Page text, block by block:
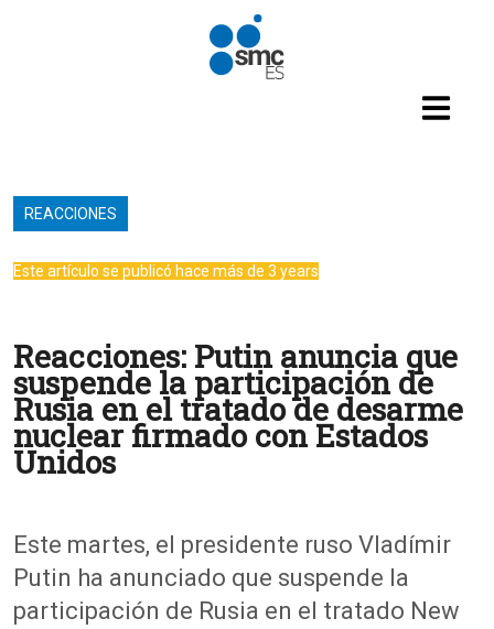
Pasar al contenido principal
REACCIONES
Este artículo se publicó hace más de 3 years
Reacciones: Putin anuncia que
suspende la participación de
Rusia en el tratado de desarme
nuclear firmado con Estados
Unidos
Este martes, el presidente ruso Vladímir
Putin ha anunciado que suspende la
participación de Rusia en el tratado New